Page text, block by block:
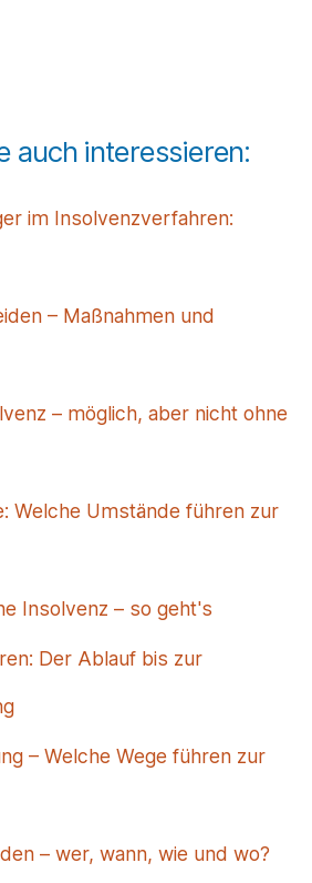
auch interessieren:
im Insolvenzverfahren:
– Maßnahmen und
– möglich, aber nicht ohne
Welche Umstände führen zur
Insolvenz – so geht's
Der Ablauf bis zur
– Welche Wege führen zur
– wer, wann, wie und wo?